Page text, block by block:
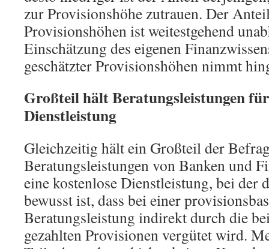
zur Provisionshöhe zutrauen. Der
Provisionshöhen ist weitestgehend
Einschätzung des eigenen
geschätzter Provisionshöhen nimmt
Großteil hält Beratungsleistungen
Dienstleistung
Gleichzeitig hält ein Großteil der
Beratungsleistungen von Banken und
eine kostenlose Dienstleistung, bei der
bewusst ist, dass bei einer
Beratungsleistung indirekt durch die
gezahlten Provisionen vergütet wird.